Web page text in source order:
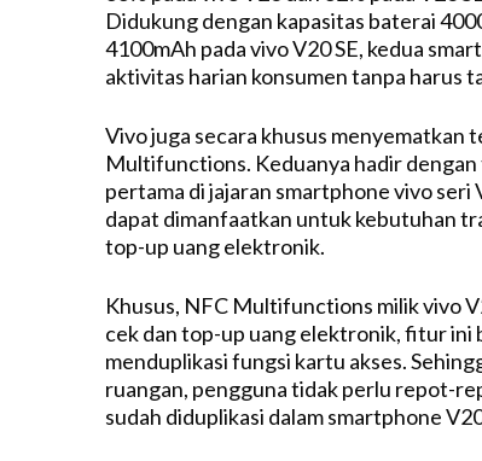
Didukung dengan kapasitas baterai
4100mAh pada vivo V20 SE, kedua
aktivitas harian konsumen tanpa harus
Vivo juga secara khusus menyematkan
Multifunctions. Keduanya hadir
pertama di jajaran smartphone vivo seri
dapat dimanfaatkan untuk kebutuhan
top-up uang elektronik.
Khusus, NFC Multifunctions milik vivo
cek dan top-up uang elektronik, fitur ini
menduplikasi fungsi kartu akses.
ruangan, pengguna tidak perlu repot-
sudah diduplikasi dalam smartphone